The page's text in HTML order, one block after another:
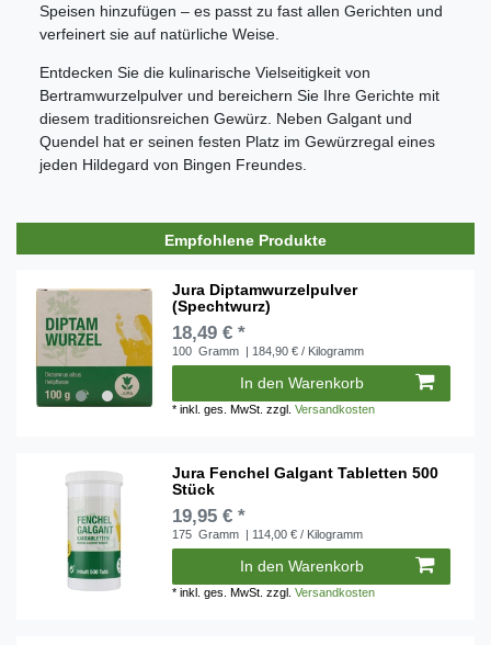
Speisen hinzufügen – es passt zu fast allen Gerichten und
verfeinert sie auf natürliche Weise.
Entdecken Sie die kulinarische Vielseitigkeit von
Bertramwurzelpulver und bereichern Sie Ihre Gerichte mit
diesem traditionsreichen Gewürz. Neben Galgant und
Quendel hat er seinen festen Platz im Gewürzregal eines
jeden Hildegard von Bingen Freundes.
Empfohlene Produkte
Jura Diptamwurzelpulver
(Spechtwurz)
18,49 € *
100 Gramm | 184,90 € / Kilogramm
In den Warenkorb
*inkl. ges. MwSt. zzgl.Versandkosten
Jura Fenchel Galgant Tabletten 500
Stück
19,95 € *
175 Gramm | 114,00 € / Kilogramm
In den Warenkorb
*inkl. ges. MwSt. zzgl.Versandkosten